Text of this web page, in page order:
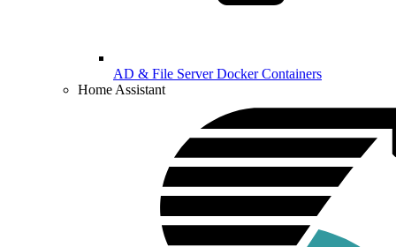
AD & File Server Docker Containers
Home Assistant